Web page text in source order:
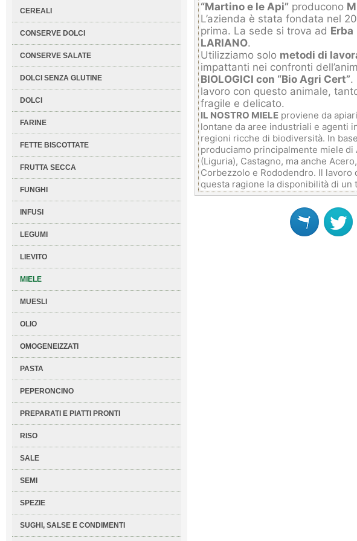
CEREALI
CONSERVE DOLCI
CONSERVE SALATE
DOLCI SENZA GLUTINE
DOLCI
FARINE
FETTE BISCOTTATE
FRUTTA SECCA
FUNGHI
INFUSI
LEGUMI
LIEVITO
MIELE
MUESLI
OLIO
OMOGENEIZZATI
PASTA
PEPERONCINO
PREPARATI E PIATTI PRONTI
RISO
SALE
SEMI
SPEZIE
SUGHI, SALSE E CONDIMENTI
“Martino e le Api”producono
L’azienda è stata fondata nel
prima. La sede si trova ad Erba
LARIANO.
Utilizziamo solo metodi di
impattanti nei confronti
BIOLOGICI con “Bio Agri Cert”.
lavoro con questo animale,
fragile e delicato.
IL NOSTRO MIELEproviene da
lontane da aree industriali e agenti
regioni ricche di biodiversità. In
produciamo principalmente miele di
(Liguria), Castagno, ma anche
Corbezzolo e Rododendro. Il
questa ragione la disponibilità di